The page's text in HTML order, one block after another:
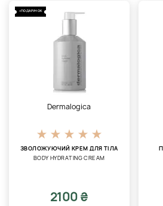
+ПОДАРУНОК
Dermalogica
ЗВОЛОЖУЮЧИЙ КРЕМ ДЛЯ ТІЛА
BODY HYDRATING CREAM
2100 ₴